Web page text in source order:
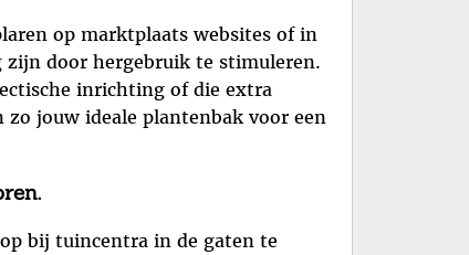
op marktplaats websites of in
zijn door hergebruik te stimuleren.
inrichting of die extra
jouw ideale plantenbak voor een
bij tuincentra in de gaten te